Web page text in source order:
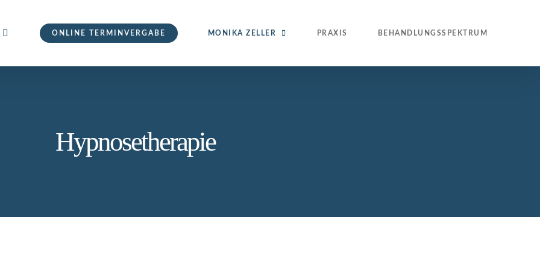
ONLINE TERMINVERGABE MONIKA ZELLER PRAXIS BEHANDLUNGSSPEKTRUM
Hypnosetherapie